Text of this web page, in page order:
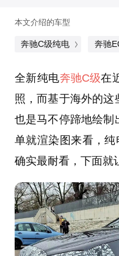
本文介绍的车型
奔驰C级纯电 奔驰
全新纯电奔驰C级在
照，而基于海外的这
也是马不停蹄地绘制
单就渲染图来看，
确实最耐看，下面就